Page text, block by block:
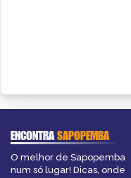
ENCONTRASAPOPEMBA
O melhor de Sapopemba
num só lugar! Dicas, onde